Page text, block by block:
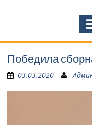
Победила
03.03.2020